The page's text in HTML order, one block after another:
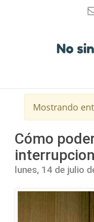
Mostrando
Cómo
lunes, 14 de julio